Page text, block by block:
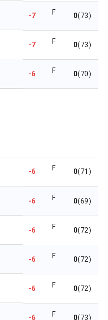
-7 F 0(73)
-7 F 0(73)
-6 F 0(70)
-6 F 0(71)
-6 F 0(69)
-6 F 0(72)
-6 F 0(72)
-6 F 0(72)
-6 F 0(73)